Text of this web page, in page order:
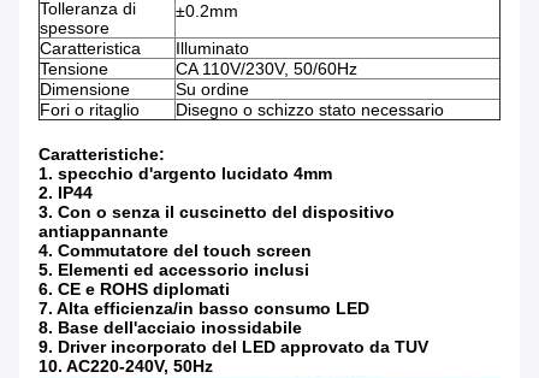
Tolleranza di
spessore
±0.2mm
Caratteristica
Illuminato
Tensione
CA 110V/230V, 50/60Hz
Dimensione
Su ordine
Fori o ritaglio
Disegno o schizzo stato necessario
Caratteristiche:
1. specchio d'argento lucidato 4mm
2. IP44
3. Con o senza il cuscinetto del dispositivo
antiappannante
4. Commutatore del touch screen
5. Elementi ed accessorio inclusi
6. CE e ROHS diplomati
7. Alta efficienza/in basso consumo LED
8. Base dell'acciaio inossidabile
9. Driver incorporato del LED approvato da TUV
10. AC220-240V, 50Hz